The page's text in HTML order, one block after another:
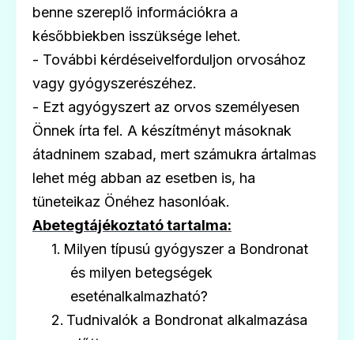
Holmevis 50 mg filmtabletta
Ár: —
ADATLAP
🛡️
infúzióhoz
Ár: —
ADATLAP
benne szereplő információkra a
későbbiekben isszüksége lehet.
- További kérdéseivelforduljon orvosához
vagy gyógyszerészéhez.
- Ezt agyógyszert az orvos személyesen
Önnek írta fel. A készítményt másoknak
átadninem szabad, mert számukra ártalmas
lehet még abban az esetben is, ha
tüneteikaz Önéhez hasonlóak.
Abetegtájékoztató tartalma:
1. Milyen típusú gyógyszer a Bondronat
és milyen betegségek
eseténalkalmazható?
2. Tudnivalók a Bondronat alkalmazása